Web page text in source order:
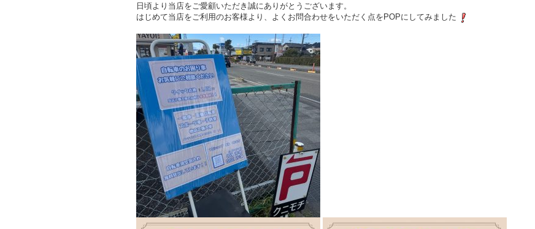
日頃より当店をご愛顧いただき誠にありがとうございます。
はじめて当店をご利用のお客様より、よくお問合わせをいただく点をPOPにしてみました